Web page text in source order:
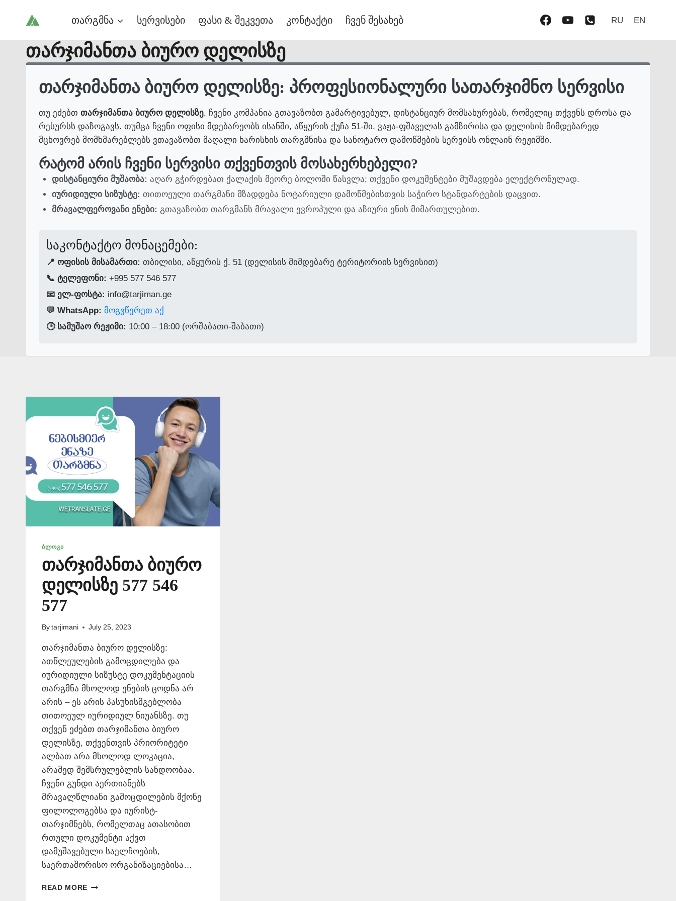
თარგმნა სერვისები ფასი & შეკვეთა კონტაქტი ჩვენ შესახებ RU EN
თარჯიმანთა ბიურო დელისზე
თარჯიმანთა ბიურო დელისზე: პროფესიონალური სათარჯიმნო სერვისი
თუ ეძებთ თარჯიმანთა ბიურო დელისზე, ჩვენი კომპანია გთავაზობთ გამარტივებულ, დისტანციურ მომსახურებას, რომელიც თქვენს დროსა და
რესურსს დაზოგავს. თუმცა ჩვენი ოფისი მდებარეობს ისანში, აწყურის ქუჩა 51-ში, ვაჟა-ფშაველას გამზირისა და დელისის მიმდებარედ
მცხოვრებ მომხმარებლებს ვთავაზობთ მაღალი ხარისხის თარგმნისა და სანოტარო დამოწმების სერვისს ონლაინ რეჟიმში.
რატომ არის ჩვენი სერვისი თქვენთვის მოსახერხებელი?
დისტანციური მუშაობა: აღარ გჭირდებათ ქალაქის მეორე ბოლოში წასვლა; თქვენი დოკუმენტები მუშავდება ელექტრონულად.
იურიდიული სიზუსტე: თითოეული თარგმანი მზადდება ნოტარიული დამოწმებისთვის საჭირო სტანდარტების დაცვით.
მრავალფეროვანი ენები: გთავაზობთ თარგმანს მრავალი ევროპული და აზიური ენის მიმართულებით.
საკონტაქტო მონაცემები:
📍 ოფისის მისამართი: თბილისი, აწყურის ქ. 51 (დელისის მიმდებარე ტერიტორიის სერვისით)
📞 ტელეფონი: +995 577 546 577
📧 ელ-ფოსტა: info@tarjiman.ge
💬 WhatsApp: მოგვწერეთ აქ
🕒 სამუშაო რეჟიმი: 10:00 – 18:00 (ორშაბათი-შაბათი)
ᲑᲚᲝᲒᲘ
თარჯიმანთა ბიურო
დელისზე 577 546
577
By tarjimani July 25, 2023
თარჯიმანთა ბიურო დელისზე:
ათწლეულების გამოცდილება და
იურიდიული სიზუსტე დოკუმენტაციის
თარგმნა მხოლოდ ენების ცოდნა არ
არის – ეს არის პასუხისმგებლობა
თითოეულ იურიდიულ ნიუანსზე. თუ
თქვენ ეძებთ თარჯიმანთა ბიურო
დელისზე, თქვენთვის პრიორიტეტი
ალბათ არა მხოლოდ ლოკაცია,
არამედ შემსრულებლის სანდოობაა.
ჩვენი გუნდი აერთიანებს
მრავალწლიანი გამოცდილების მქონე
ფილოლოგებსა და იურისტ-
თარჯიმნებს, რომელთაც ათასობით
რთული დოკუმენტი აქვთ
დამუშავებული საელჩოების,
საერთაშორისო ორგანიზაციებისა…
READ MORE ᲗᲐᲠᲯᲘᲛᲐᲜᲗᲐ